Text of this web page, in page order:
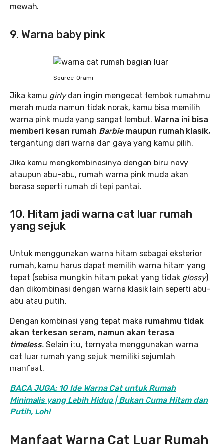
mewah.
9. Warna baby pink
Source: Orami
Jika kamu girlydan ingin mengecat tembok rumahmu
merah muda namun tidak norak, kamu bisa memilih
warna pink muda yang sangat lembut. Warna ini bisa
memberi kesan rumah Barbiemaupun rumah klasik,
tergantung dari warna dan gaya yang kamu pilih.
Jika kamu mengkombinasinya dengan biru navy
ataupun abu-abu, rumah warna pink muda akan
berasa seperti rumah di tepi pantai.
10. Hitam jadi warna cat luar rumah
yang sejuk
Untuk menggunakan warna hitam sebagai eksterior
rumah, kamu harus dapat memilih warna hitam yang
tepat (sebisa mungkin hitam pekat yang tidak glossy)
dan dikombinasi dengan warna klasik lain seperti abu-
abu atau putih.
Dengan kombinasi yang tepat maka rumahmu tidak
akan terkesan seram, namun akan terasa
timeless. Selain itu, ternyata menggunakan warna
cat luar rumah yang sejuk memiliki sejumlah
manfaat.
BACA JUGA: 10 Ide Warna Cat untuk Rumah
Minimalis yang Lebih Hidup | Bukan Cuma Hitam dan
Putih, Loh!
Manfaat Warna Cat Luar Rumah